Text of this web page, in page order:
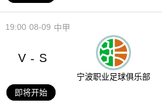
08-09
19:00 中甲
V - S
宁波职业足球俱乐部
即将开始